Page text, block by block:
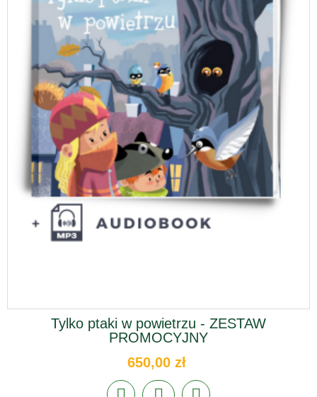
Tylko ptaki w powietrzu - ZESTAW
PROMOCYJNY
650,00 zł